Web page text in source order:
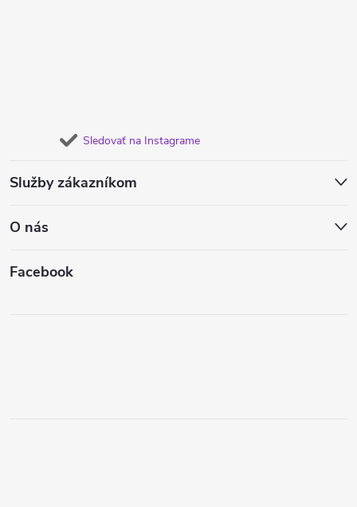
Sledovať na Instagrame
Služby zákazníkom
O nás
Facebook